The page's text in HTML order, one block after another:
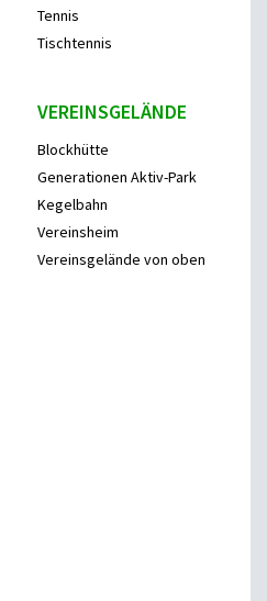
Tennis
Tischtennis
VEREINSGELÄNDE
Blockhütte
Generationen Aktiv-Park
Kegelbahn
Vereinsheim
Vereinsgelände von oben